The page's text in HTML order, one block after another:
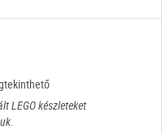
LEGO készleteket